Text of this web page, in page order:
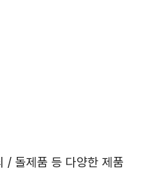
/ 돌제품 등 다양한 제품